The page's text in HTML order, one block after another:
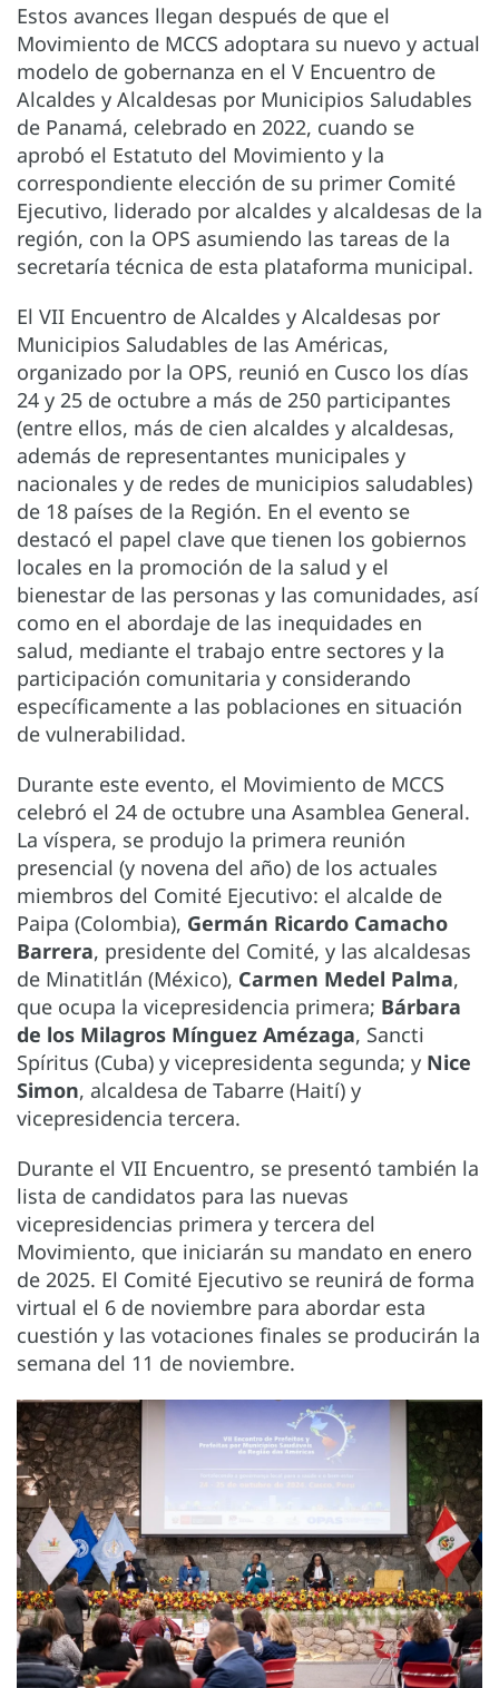
Estos avances llegan después de que el
Movimiento de MCCS adoptara su nuevo y actual
modelo de gobernanza en el V Encuentro de
Alcaldes y Alcaldesas por Municipios Saludables
de Panamá, celebrado en 2022, cuando se
aprobó el Estatuto del Movimiento y la
correspondiente elección de su primer Comité
Ejecutivo, liderado por alcaldes y alcaldesas de la
región, con la OPS asumiendo las tareas de la
secretaría técnica de esta plataforma municipal.
El VII Encuentro de Alcaldes y Alcaldesas por
Municipios Saludables de las Américas,
organizado por la OPS, reunió en Cusco los días
24 y 25 de octubre a más de 250 participantes
(entre ellos, más de cien alcaldes y alcaldesas,
además de representantes municipales y
nacionales y de redes de municipios saludables)
de 18 países de la Región. En el evento se
destacó el papel clave que tienen los gobiernos
locales en la promoción de la salud y el
bienestar de las personas y las comunidades, así
como en el abordaje de las inequidades en
salud, mediante el trabajo entre sectores y la
participación comunitaria y considerando
específicamente a las poblaciones en situación
de vulnerabilidad.
Durante este evento, el Movimiento de MCCS
celebró el 24 de octubre una Asamblea General.
La víspera, se produjo la primera reunión
presencial (y novena del año) de los actuales
miembros del Comité Ejecutivo: el alcalde de
Paipa (Colombia), Germán Ricardo Camacho
Barrera, presidente del Comité, y las alcaldesas
de Minatitlán (México), Carmen Medel Palma,
que ocupa la vicepresidencia primera; Bárbara
de los Milagros Mínguez Amézaga, Sancti
Spíritus (Cuba) y vicepresidenta segunda; y Nice
Simon, alcaldesa de Tabarre (Haití) y
vicepresidencia tercera.
Durante el VII Encuentro, se presentó también la
lista de candidatos para las nuevas
vicepresidencias primera y tercera del
Movimiento, que iniciarán su mandato en enero
de 2025. El Comité Ejecutivo se reunirá de forma
virtual el 6 de noviembre para abordar esta
cuestión y las votaciones finales se producirán la
semana del 11 de noviembre.